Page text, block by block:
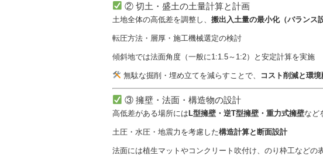
② 切土・盛土の土量計算と計画
土地全体の高低差を調整し、 搬出入土量の最小化（バランス
転圧方法・層厚・施工機械選定の検討
傾斜地では法面角度（一般に1:1.5～1:2）と安定計算を実施
無駄な掘削・埋め立てを減らすことで、 コスト削減と環境
③ 擁壁・法面・構造物の設計
高低差がある場所には L型擁壁・逆T型擁壁・重力式擁壁など
土圧・水圧・地震力を考慮した構造計算と断面設計
法面には植生マットやコンクリート吹付け、のり枠工などの